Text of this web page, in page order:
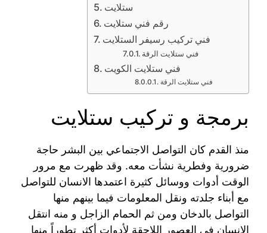
ستلايت
رقم فني ستلايت
فني تركيب رسيفر الستلايت
فني ستلايت الرقة
فني ستلايت الكويت
فني ستلايت الرقة
برمجة و تركيب ستلايت
منذ القدم كان التواصل الاجتماعي بين البشر حاجة
ضرورية وفطرية نشأت معه. وقد ظهرت مع مرور
الوقت أدوات ووسائل كثيرة اعتمدها الانسان للتواصل
مع أبناء جلدته ونقل المعلومات فيما بينهم منها
التواصل بالدخان ومن ثم الحمام الزاجل و منه انتقل
الانسان في العصور اللاحقة لأدوات أكثر تطوراً منها